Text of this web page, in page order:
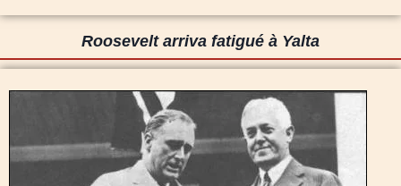
Roosevelt arriva fatigué à Yalta